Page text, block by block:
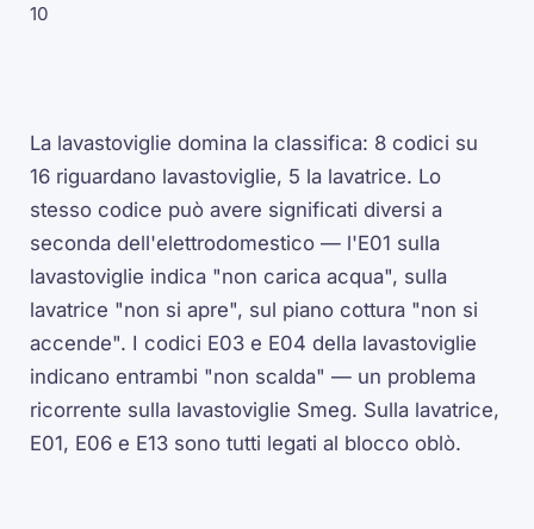
10
La lavastoviglie domina la classifica: 8 codici su
16 riguardano lavastoviglie, 5 la lavatrice. Lo
stesso codice può avere significati diversi a
seconda dell'elettrodomestico — l'E01 sulla
lavastoviglie indica "non carica acqua", sulla
lavatrice "non si apre", sul piano cottura "non si
accende". I codici E03 e E04 della lavastoviglie
indicano entrambi "non scalda" — un problema
ricorrente sulla lavastoviglie Smeg. Sulla lavatrice,
E01, E06 e E13 sono tutti legati al blocco oblò.